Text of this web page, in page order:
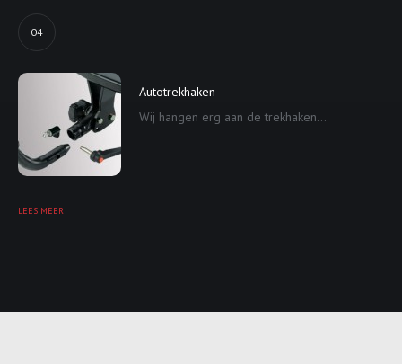
04
Autotrekhaken
Wij hangen erg aan de trekhaken...
LEES MEER